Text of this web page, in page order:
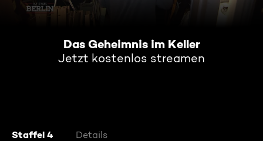
Das Geheimnis im Keller
Jetzt kostenlos streamen
Staffel 4 Details